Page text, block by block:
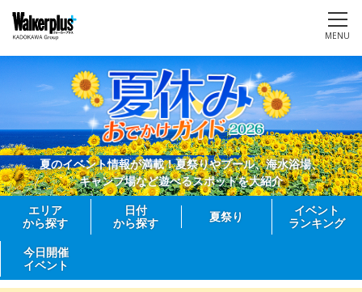
MENU
夏のイベント情報が満載！夏祭りやプール、海水浴場、
キャンプ場など遊べるスポットを大紹介
エリア
から探す
日付
から探す
夏祭り
イベント
ランキング
今日開催
イベント